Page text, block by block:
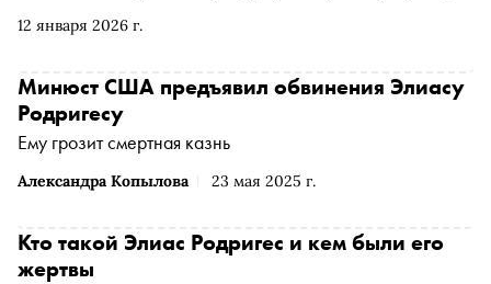
12 января 2026 г.
мир по внутренней инструкции, написанной нашей
экономно, с перекосами. Ольга Давыдова, педагог-
психолог Центра толерантности Еврейского музея,
разбиралась в том, почему мозг охотнее верит
стереотипу, чем реальности, как невербальные коды в
разных странах говорят на разных диалектах и зачем
Александра Копылова 23 мая 2025 г.
Минюст США предъявил обвинения Элиасу
Родригесу
Ему грозит смертная казнь
Кто такой Элиас Родригес и кем были его
жертвы